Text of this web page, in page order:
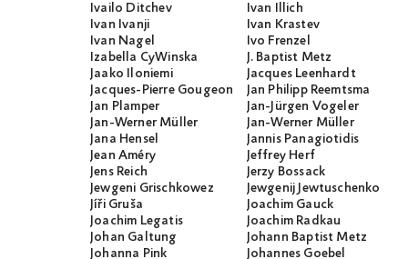
Ivailo Ditchev
Ivan Illich
Ivan Ivanji
Ivan Krastev
Ivan Nagel
Ivo Frenzel
Izabella CyWinska
J. Baptist Metz
Jaako Iloniemi
Jacques Leenhardt
Jacques-Pierre Gougeon
Jan Philipp Reemtsma
Jan Plamper
Jan-Jürgen Vogeler
Jan-Werner Müller
Jan-Werner Müller
Jana Hensel
Jannis Panagiotidis
Jean Améry
Jeffrey Herf
Jens Reich
Jerzy Bossack
Jewgeni Grischkowez
Jewgenij Jewtuschenko
Jíři Gruša
Joachim Gauck
Joachim Legatis
Joachim Radkau
Johan Galtung
Johann Baptist Metz
Johanna Pink
Johannes Goebel